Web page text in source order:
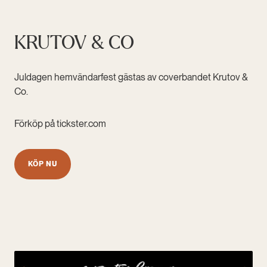
KRUTOV & CO
Juldagen hemvändarfest gästas av coverbandet Krutov &
Co.
Förköp på tickster.com
KÖP NU